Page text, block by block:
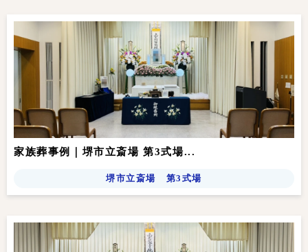
家族葬事例｜堺市立斎場 第3式場...
堺市立斎場 第3式場